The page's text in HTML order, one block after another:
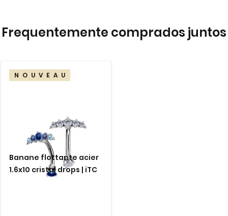
Frequentemente comprados juntos
NOUVEAU
Banane flottante acier
1.6x10 cristal drops | iTC